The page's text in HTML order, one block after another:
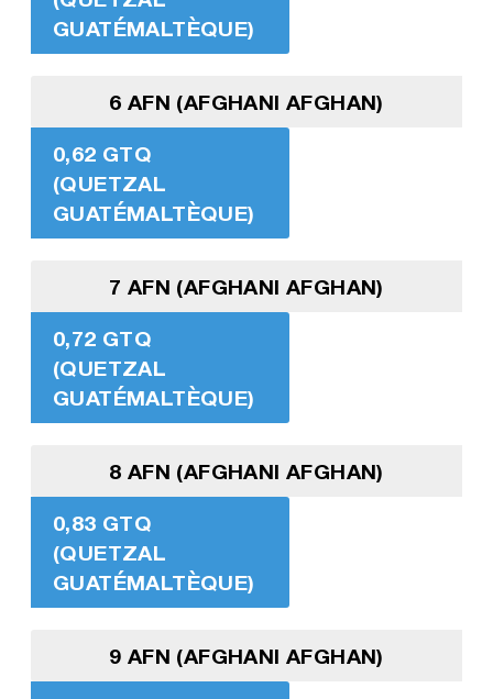
GUATÉMALTÈQUE)
6 AFN (AFGHANI AFGHAN)
0,62 GTQ
(QUETZAL
GUATÉMALTÈQUE)
7 AFN (AFGHANI AFGHAN)
0,72 GTQ
(QUETZAL
GUATÉMALTÈQUE)
8 AFN (AFGHANI AFGHAN)
0,83 GTQ
(QUETZAL
GUATÉMALTÈQUE)
9 AFN (AFGHANI AFGHAN)